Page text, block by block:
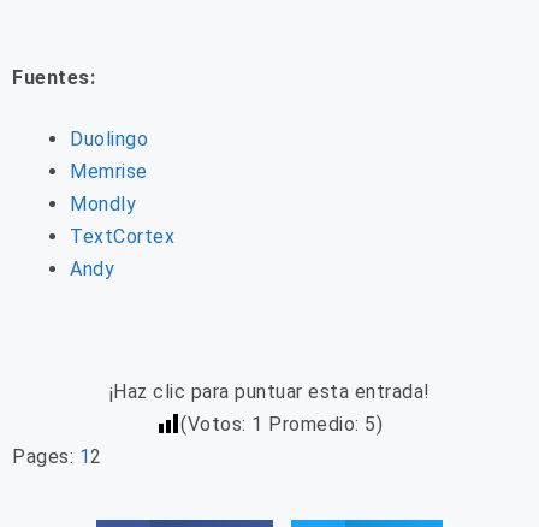
Fuentes:
Duolingo
Memrise
Mondly
TextCortex
Andy
¡Haz clic para puntuar esta entrada!
(Votos: 1 Promedio: 5)
Pages: 12